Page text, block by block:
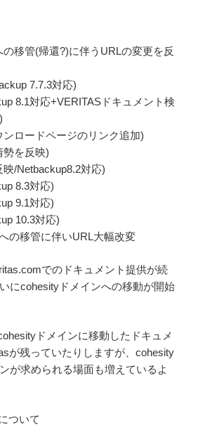
の移管(帰還?)に伴うURLの変更を反
7.7.3対応)
8.1対応+VERITASドキュメント検
ンロードページのリンク追加)
勢を反映)
/Netbackup8.2対応)
8.3対応)
9.1対応)
10.3対応)
の移管に伴いURL大幅改変
でのドキュメント提供が続
にcohesityドメインへの移動が開始
ドメインに移動したドキュメ
が残っていたりしますが、cohesity
が求められる場面も増えているよ
ついて